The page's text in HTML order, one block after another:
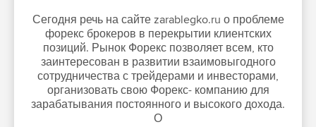
Сегодня речь на сайте zarablegko.ru о проблеме
форекс брокеров в перекрытии клиентских
позиций. Рынок Форекс позволяет всем, кто
заинтересован в развитии взаимовыгодного
сотрудничества с трейдерами и инвесторами,
организовать свою Форекс- компанию для
зарабатывания постоянного и высокого дохода.
О